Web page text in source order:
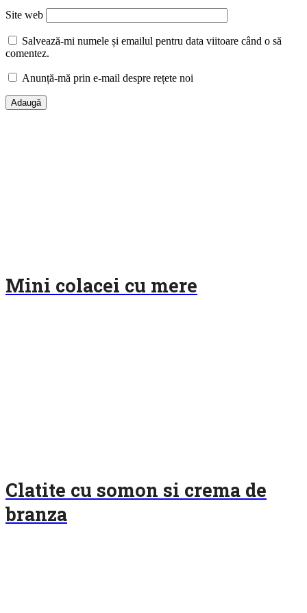
Site web
Salvează-mi numele și emailul pentru data viitoare când o să
comentez.
Anunță-mă prin e-mail despre rețete noi
Mini colacei cu mere
Clatite cu somon si crema de
branza